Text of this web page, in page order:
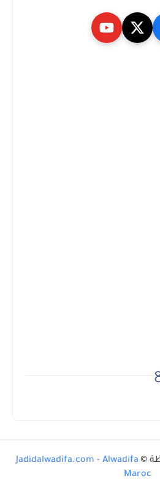
©
Jadidalwadifa.com - Alwadifa
Maroc